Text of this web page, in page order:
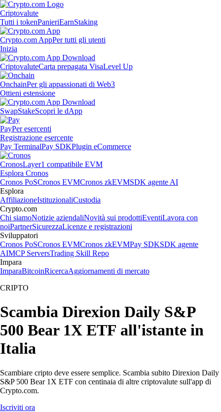
Criptovalute
Tutti i tokenPanieriEarnStaking
Crypto.com AppPer tutti gli utenti
Inizia
CriptovaluteCarta prepagata VisaLevel Up
OnchainPer gli appassionati di Web3
Ottieni estensione
SwapStakeScopri le dApp
PayPer esercenti
Registrazione esercente
Pay TerminalPay SDKPlugin eCommerce
CronosLayer1 compatibile EVM
Esplora Cronos
Cronos PoSCronos EVMCronos zkEVMSDK agente AI
Esplora
AffiliazioneIstituzionaliCustodia
Crypto.com
Chi siamoNotizie aziendaliNovità sui prodottiEventiLavora con
noiPartnerSicurezzaLicenze e registrazioni
Sviluppatori
Cronos PoSCronos EVMCronos zkEVMPay SDKSDK agente
AIMCP ServersTrading Skill Repo
Impara
ImparaBitcoinRicercaAggiornamenti di mercato
CRIPTO
Scambia Direxion Daily S&P
500 Bear 1X ETF all'istante in
Italia
Scambiare cripto deve essere semplice. Scambia subito Direxion Daily
S&P 500 Bear 1X ETF con centinaia di altre criptovalute sull'app di
Crypto.com.
Iscriviti ora